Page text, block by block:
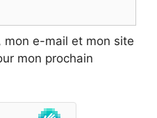
mon e-mail et mon site
mon prochain